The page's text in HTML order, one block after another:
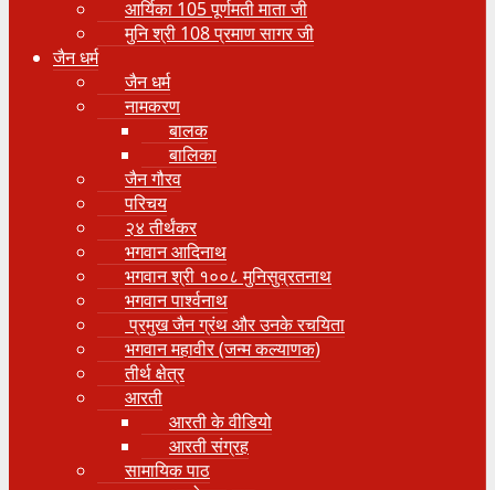
आर्यिका 105 पूर्णमती माता जी
मुनि श्री 108 प्रमाण सागर जी
जैन धर्म
जैन धर्म
नामकरण
बालक
बालिका
जैन गौरव
परिचय
२४ तीर्थंकर
भगवान आदिनाथ
भगवान श्री १००८ मुनिसुव्रतनाथ
भगवान पार्श्वनाथ
प्रमुख जैन ग्रंथ और उनके रचयिता
भगवान महावीर (जन्म कल्याणक)
तीर्थ क्षेत्र
आरती
आरती के वीडियो
आरती संग्रह
सामायिक पाठ